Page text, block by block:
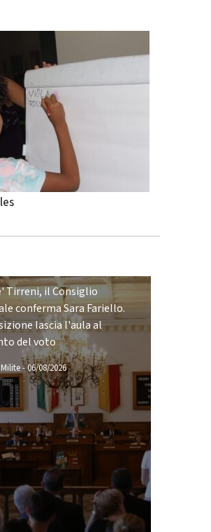
Tirreni, il Consiglio
conferma Sara Fariello.
lascia l'aula al
del voto
-06/08/2026